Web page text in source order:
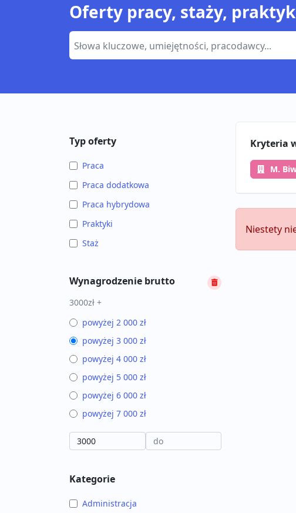
Oferty pracy, staży,
Typ oferty
Praca
Praca dodatkowa
Praca hybrydowa
Praktyki
Staż
Wynagrodzenie brutto
3000zł +
powyżej 2 000 zł
powyżej 3 000 zł
powyżej 4 000 zł
powyżej 5 000 zł
powyżej 6 000 zł
powyżej 7 000 zł
Kategorie
Administracja
Kryteria
M.
Niestety